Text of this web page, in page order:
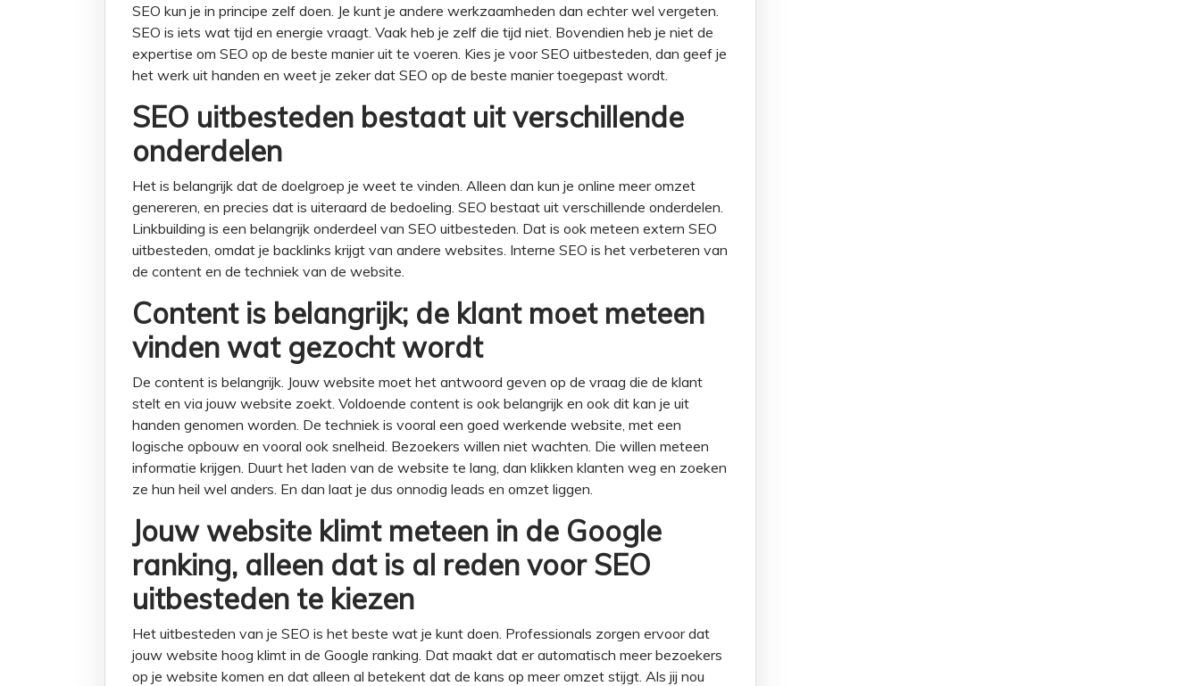
SEO kun je in principe zelf doen. Je kunt je andere werkzaamheden dan echter wel vergeten.
SEO is iets wat tijd en energie vraagt. Vaak heb je zelf die tijd niet. Bovendien heb je niet de
expertise om SEO op de beste manier uit te voeren. Kies je voor SEO uitbesteden, dan geef je
het werk uit handen en weet je zeker dat SEO op de beste manier toegepast wordt.
SEO uitbesteden bestaat uit verschillende
onderdelen
Het is belangrijk dat de doelgroep je weet te vinden. Alleen dan kun je online meer omzet
genereren, en precies dat is uiteraard de bedoeling. SEO bestaat uit verschillende onderdelen.
Linkbuilding is een belangrijk onderdeel van SEO uitbesteden. Dat is ook meteen extern SEO
uitbesteden, omdat je backlinks krijgt van andere websites. Interne SEO is het verbeteren van
de content en de techniek van de website.
Content is belangrijk; de klant moet meteen
vinden wat gezocht wordt
De content is belangrijk. Jouw website moet het antwoord geven op de vraag die de klant
stelt en via jouw website zoekt. Voldoende content is ook belangrijk en ook dit kan je uit
handen genomen worden. De techniek is vooral een goed werkende website, met een
logische opbouw en vooral ook snelheid. Bezoekers willen niet wachten. Die willen meteen
informatie krijgen. Duurt het laden van de website te lang, dan klikken klanten weg en zoeken
ze hun heil wel anders. En dan laat je dus onnodig leads en omzet liggen.
Jouw website klimt meteen in de Google
ranking, alleen dat is al reden voor SEO
uitbesteden te kiezen
Het uitbesteden van je SEO is het beste wat je kunt doen. Professionals zorgen ervoor dat
jouw website hoog klimt in de Google ranking. Dat maakt dat er automatisch meer bezoekers
op je website komen en dat alleen al betekent dat de kans op meer omzet stijgt. Als jij nou